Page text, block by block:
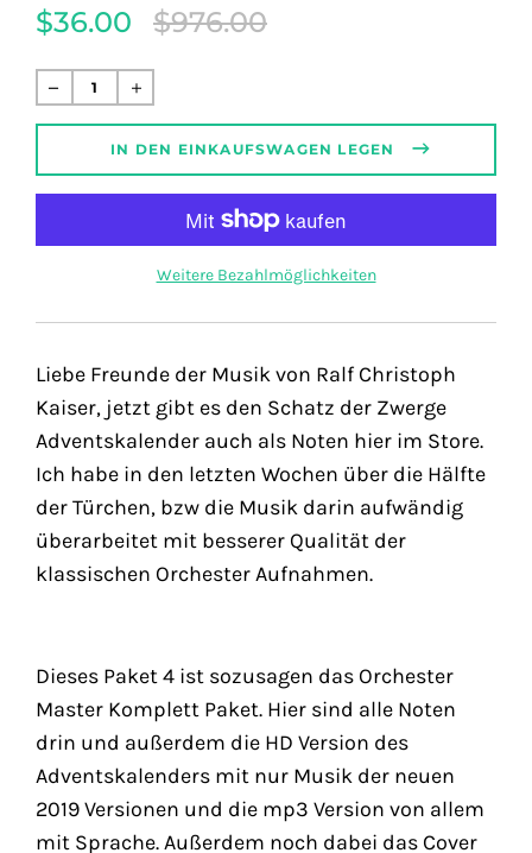
$36.00
Translation
de.products.product.regular_price
$976.00
Normaler
Preis
IN DEN EINKAUFSWAGEN LEGEN
Weitere Bezahlmöglichkeiten
Liebe Freunde der Musik von Ralf Christoph
Kaiser, jetzt gibt es den Schatz der Zwerge
Adventskalender auch als Noten hier im Store.
Ich habe in den letzten Wochen über die Hälfte
der Türchen, bzw die Musik darin aufwändig
überarbeitet mit besserer Qualität der
klassischen Orchester Aufnahmen.
Dieses Paket 4 ist sozusagen das Orchester
Master Komplett Paket. Hier sind alle Noten
drin und außerdem die HD Version des
Adventskalenders mit nur Musik der neuen
2019 Versionen und die mp3 Version von allem
mit Sprache. Außerdem noch dabei das Cover